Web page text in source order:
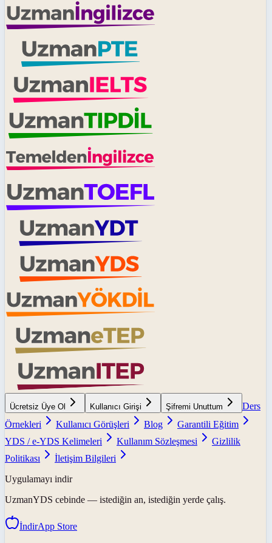
Ücretsiz Üye Ol Kullanıcı Girişi Şifremi Unuttum
Ders
Örnekleri
Kullanıcı Görüşleri Blog
Garantili Eğitim
YDS / e-YDS Kelimeleri
Kullanım Sözleşmesi
Gizlilik
Politikası
İletişim Bilgileri
Uygulamayı indir
UzmanYDS cebinde — istediğin an, istediğin yerde çalış.
İndirApp Store